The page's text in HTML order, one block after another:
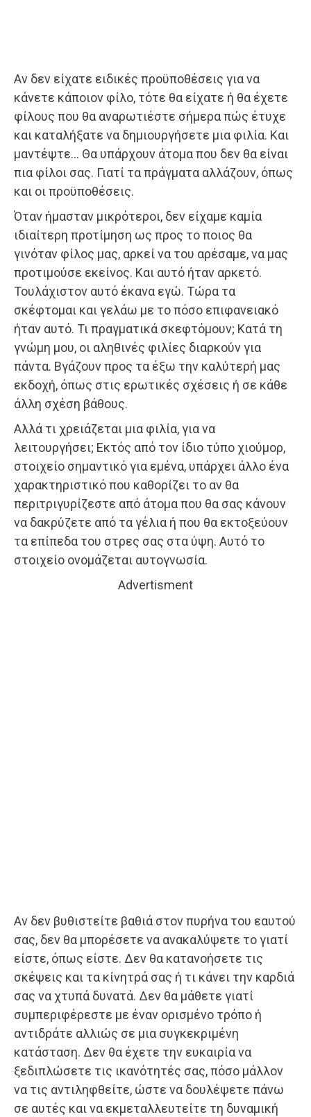
Αν δεν είχατε ειδικές προϋποθέσεις για να
κάνετε κάποιον φίλο, τότε θα είχατε ή θα έχετε
φίλους που θα αναρωτιέστε σήμερα πώς έτυχε
και καταλήξατε να δημιουργήσετε μια φιλία. Και
μαντέψτε… Θα υπάρχουν άτομα που δεν θα είναι
πια φίλοι σας. Γιατί τα πράγματα αλλάζουν, όπως
και οι προϋποθέσεις.
Όταν ήμασταν μικρότεροι, δεν είχαμε καμία
ιδιαίτερη προτίμηση ως προς το ποιος θα
γινόταν φίλος μας, αρκεί να του αρέσαμε, να μας
προτιμούσε εκείνος. Και αυτό ήταν αρκετό.
Τουλάχιστον αυτό έκανα εγώ. Τώρα τα
σκέφτομαι και γελάω με το πόσο επιφανειακό
ήταν αυτό. Τι πραγματικά σκεφτόμουν; Κατά τη
γνώμη μου, οι αληθινές φιλίες διαρκούν για
πάντα. Βγάζουν προς τα έξω την καλύτερή μας
εκδοχή, όπως στις ερωτικές σχέσεις ή σε κάθε
άλλη σχέση βάθους.
Αλλά τι χρειάζεται μια φιλία, για να
λειτουργήσει; Εκτός από τον ίδιο τύπο χιούμορ,
στοιχείο σημαντικό για εμένα, υπάρχει άλλο ένα
χαρακτηριστικό που καθορίζει το αν θα
περιτριγυρίζεστε από άτομα που θα σας κάνουν
να δακρύζετε από τα γέλια ή που θα εκτοξεύουν
τα επίπεδα του στρες σας στα ύψη. Αυτό το
στοιχείο ονομάζεται αυτογνωσία.
Advertisment
Αν δεν βυθιστείτε βαθιά στον πυρήνα του εαυτού
σας, δεν θα μπορέσετε να ανακαλύψετε το γιατί
είστε, όπως είστε. Δεν θα κατανοήσετε τις
σκέψεις και τα κίνητρά σας ή τι κάνει την καρδιά
σας να χτυπά δυνατά. Δεν θα μάθετε γιατί
συμπεριφέρεστε με έναν ορισμένο τρόπο ή
αντιδράτε αλλιώς σε μια συγκεκριμένη
κατάσταση. Δεν θα έχετε την ευκαιρία να
ξεδιπλώσετε τις ικανότητές σας, πόσο μάλλον
να τις αντιληφθείτε, ώστε να δουλέψετε πάνω
σε αυτές και να εκμεταλλευτείτε τη δυναμική